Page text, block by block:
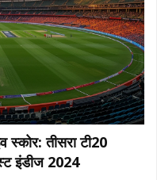
स्कोर: तीसरा टी20
इंडीज 2024